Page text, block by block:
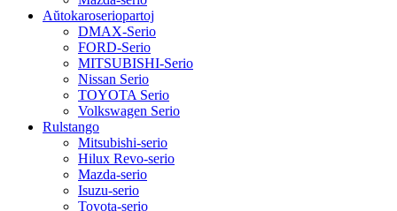
Aŭtokaroseriopartoj
DMAX-Serio
FORD-Serio
MITSUBISHI-Serio
Nissan Serio
TOYOTA Serio
Volkswagen Serio
Rulstango
Mitsubishi-serio
Hilux Revo-serio
Mazda-serio
Isuzu-serio
Toyota-serio